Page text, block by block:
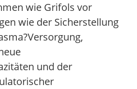
wie Grifols vor
wie der Sicherstellung
und der